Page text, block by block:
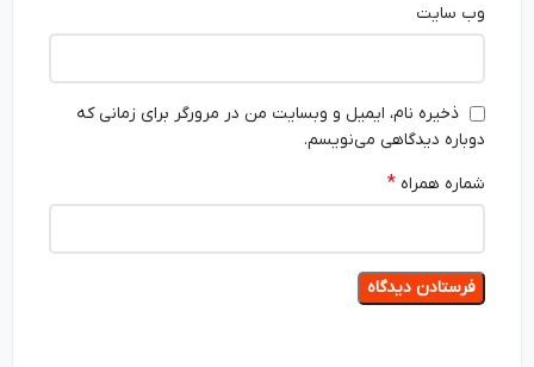
وب‌ سایت
ذخیره نام، ایمیل و وبسایت من در مرورگر برای زمانی که
دوباره دیدگاهی می‌نویسم.
شماره همراه*